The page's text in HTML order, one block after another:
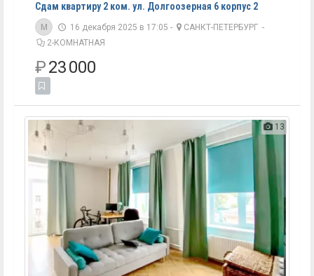
Сдам квартиру 2 ком. ул. Долгоозерная 6 корпус 2
M 16 декабря 2025 в 17:05 - САНКТ-ПЕТЕРБУРГ -
2-КОМНАТНАЯ
₽23 000
13